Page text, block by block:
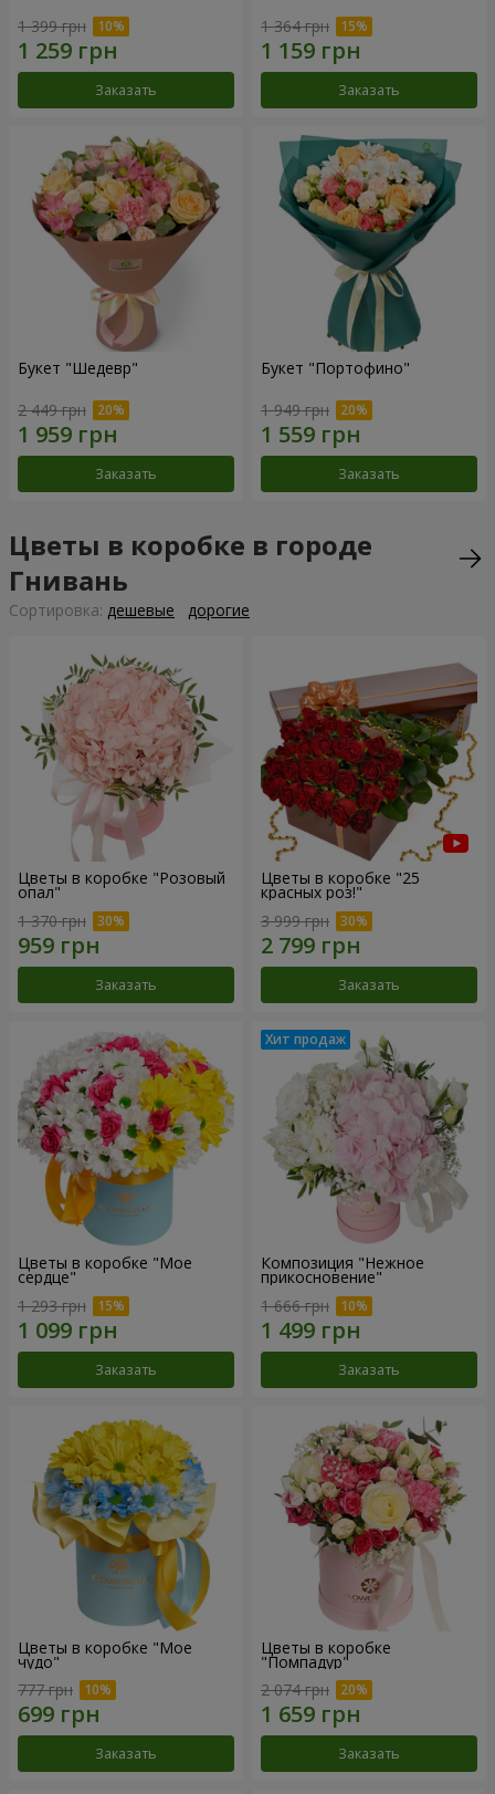
1 399 грн
Заказать
1 364 грн
Заказать
Букет "Шедевр"
2 449 грн
Заказать
Букет "Портофино"
1 949 грн
Заказать
Цветы в коробке в городе
Гнивань
Cортировка: дешевые дорогие
Цветы в коробке "Розовый
опал"
1 370 грн
Заказать
Цветы в коробке "25
красных роз!"
3 999 грн
Заказать
Цветы в коробке "Мое
сердце"
1 293 грн
Заказать
Композиция "Нежное
прикосновение"
1 666 грн
Заказать
Цветы в коробке "Мое
чудо"
777 грн
Заказать
Цветы в коробке
"Помпадур"
2 074 грн
Заказать